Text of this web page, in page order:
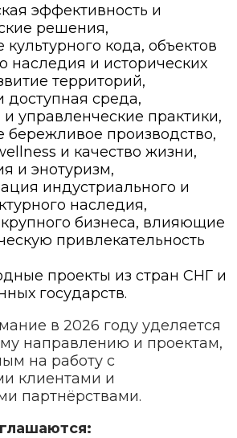
эффективность и
решения,
культурного кода, объектов
наследия и исторических
территорий,
доступная среда,
управленческие практики,
бережливое производство,
и качество жизни,
и энотуризм,
индустриального и
наследия,
крупного бизнеса, влияющие
привлекательность
проекты из стран СНГ и
государств.
в 2026 году уделяется
направлению и проектам,
на работу с
клиентами и
партнёрствами.